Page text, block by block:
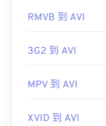
RMVB 到 AVI
3G2 到 AVI
MPV 到 AVI
XVID 到 AVI